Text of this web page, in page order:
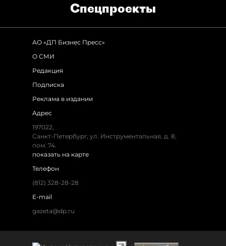
Спец­проекты
АО «ДП Бизнес Пресс»
О СМИ
Редакция
Подписка
Реклама в издании
Адрес
197022,
Санкт-Петербург, ул. Инструментальная, д. 8,
пом. 74.
показать на карте
Телефон
(812) 328-28-28
E-mail
gazeta@dp.ru